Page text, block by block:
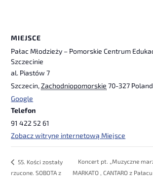
MIEJSCE
Pałac Młodzieży – Pomorskie Centrum
Szczecinie
al. Piastów 7
Szczecin,Zachodniopomorskie 70-327 Poland
Google
Telefon
91 422 52 61
Zobacz witrynę internetową Miejsce
55. Kości zostały
rzucone. SOBOTA z
Koncert pt. „Muzyczne
MARKATO , CANTARO z